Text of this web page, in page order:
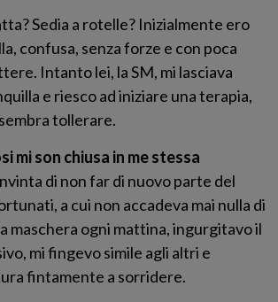
Sedia a rotelle? Inizialmente ero
confusa, senza forze e con poca
Intanto lei, la SM, mi lasciava
e riesco ad iniziare una terapia,
tollerare.
mi son chiusa in me stessa
di non far di nuovo parte del
a cui non accadeva mai nulla di
maschera ogni mattina, ingurgitavo il
mi fingevo simile agli altri e
fintamente a sorridere.